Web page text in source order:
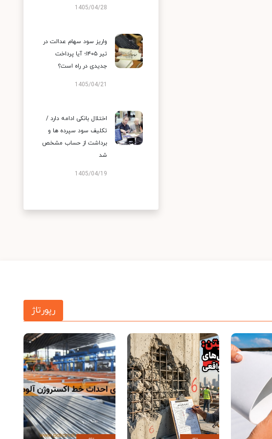
1405/04/28
واریز سود سهام عدالت در
تیر ۱۴۰۵؛ آیا پرداخت
جدیدی در راه است؟
1405/04/21
اختلال بانکی ادامه دارد /
تکلیف سود سپرده ها و
برداشت از حساب مشخص
شد
1405/04/19
رپورتاژ